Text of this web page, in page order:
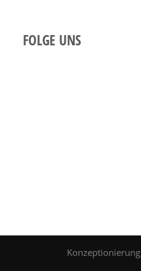
FOLGE UNS
Konzeptionierung